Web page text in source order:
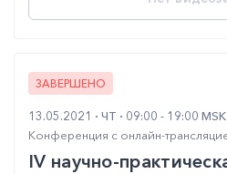
ЗАВЕРШЕНО
13.05.2021 ЧТ
09:00 - 19:00 MSK
Конференция с онлайн-
IV научно-